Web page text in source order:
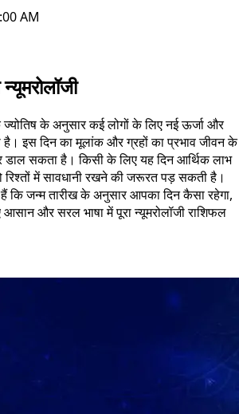
AM
के अनुसार कई लोगों के लिए नई ऊर्जा और
इस दिन का मूलांक और ग्रहों का प्रभाव जीवन के
सकता है। किसी के लिए यह दिन आर्थिक लाभ
रिश्तों में सावधानी रखने की जरूरत पड़ सकती है।
कि जन्म तारीख के अनुसार आपका दिन कैसा रहेगा,
और सरल भाषा में पूरा न्यूमरोलॉजी राशिफल